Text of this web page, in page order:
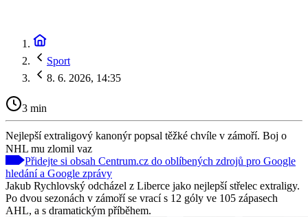
Sport
8. 6. 2026, 14:35
3 min
Nejlepší extraligový kanonýr popsal těžké chvíle v zámoří. Boj o
NHL mu zlomil vaz
Přidejte si obsah Centrum.cz do oblíbených zdrojů pro Google
hledání a Google zprávy
Jakub Rychlovský odcházel z Liberce jako nejlepší střelec extraligy.
Po dvou sezonách v zámoří se vrací s 12 góly ve 105 zápasech
AHL, a s dramatickým příběhem.